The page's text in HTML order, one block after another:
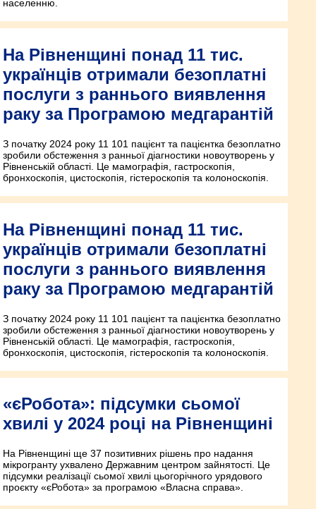
населенню.
На Рівненщині понад 11 тис.
українців отримали безоплатні
послуги з раннього виявлення
раку за Програмою медгарантій
З початку 2024 року 11 101 пацієнт та пацієнтка безоплатно
зробили обстеження з ранньої діагностики новоутворень у
Рівненській області. Це мамографія, гастроскопія,
бронхоскопія, цистоскопія, гістероскопія та колоноскопія.
На Рівненщині понад 11 тис.
українців отримали безоплатні
послуги з раннього виявлення
раку за Програмою медгарантій
З початку 2024 року 11 101 пацієнт та пацієнтка безоплатно
зробили обстеження з ранньої діагностики новоутворень у
Рівненській області. Це мамографія, гастроскопія,
бронхоскопія, цистоскопія, гістероскопія та колоноскопія.
«єРобота»: підсумки сьомої
хвилі у 2024 році на Рівненщині
На Рівненщині ще 37 позитивних рішень про надання
мікрогранту ухвалено Державним центром зай­нятості. Це
підсумки реалізації сьомої хвилі цьогорічного урядового
проєкту «єРобота» за програмою «Власна справа».